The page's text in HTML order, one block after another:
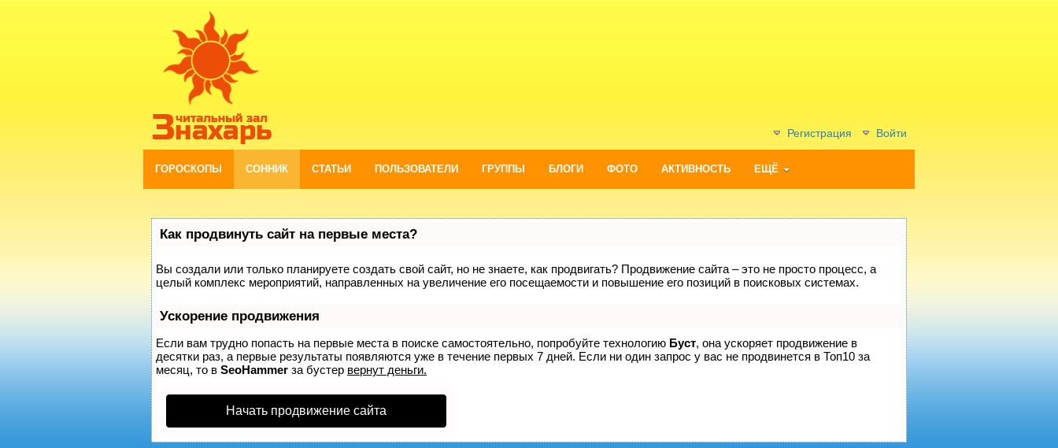
Регистрация Войти
ГОРОСКОПЫ СОННИК СТАТЬИ ПОЛЬЗОВАТЕЛИ ГРУППЫ БЛОГИ ФОТО АКТИВНОСТЬ ЕЩЁ
Как продвинуть сайт на первые места?
Вы создали или только планируете создать свой сайт, но не знаете, как продвигать? Продвижение сайта – это не просто процесс, а
целый комплекс мероприятий, направленных на увеличение его посещаемости и повышение его позиций в поисковых системах.
Ускорение продвижения
Если вам трудно попасть на первые места в поиске самостоятельно, попробуйте технологию Буст, она ускоряет продвижение в
десятки раз, а первые результаты появляются уже в течение первых 7 дней. Если ни один запрос у вас не продвинется в Топ10 за
месяц, то в SeoHammer за бустер вернут деньги.
Начать продвижение сайта